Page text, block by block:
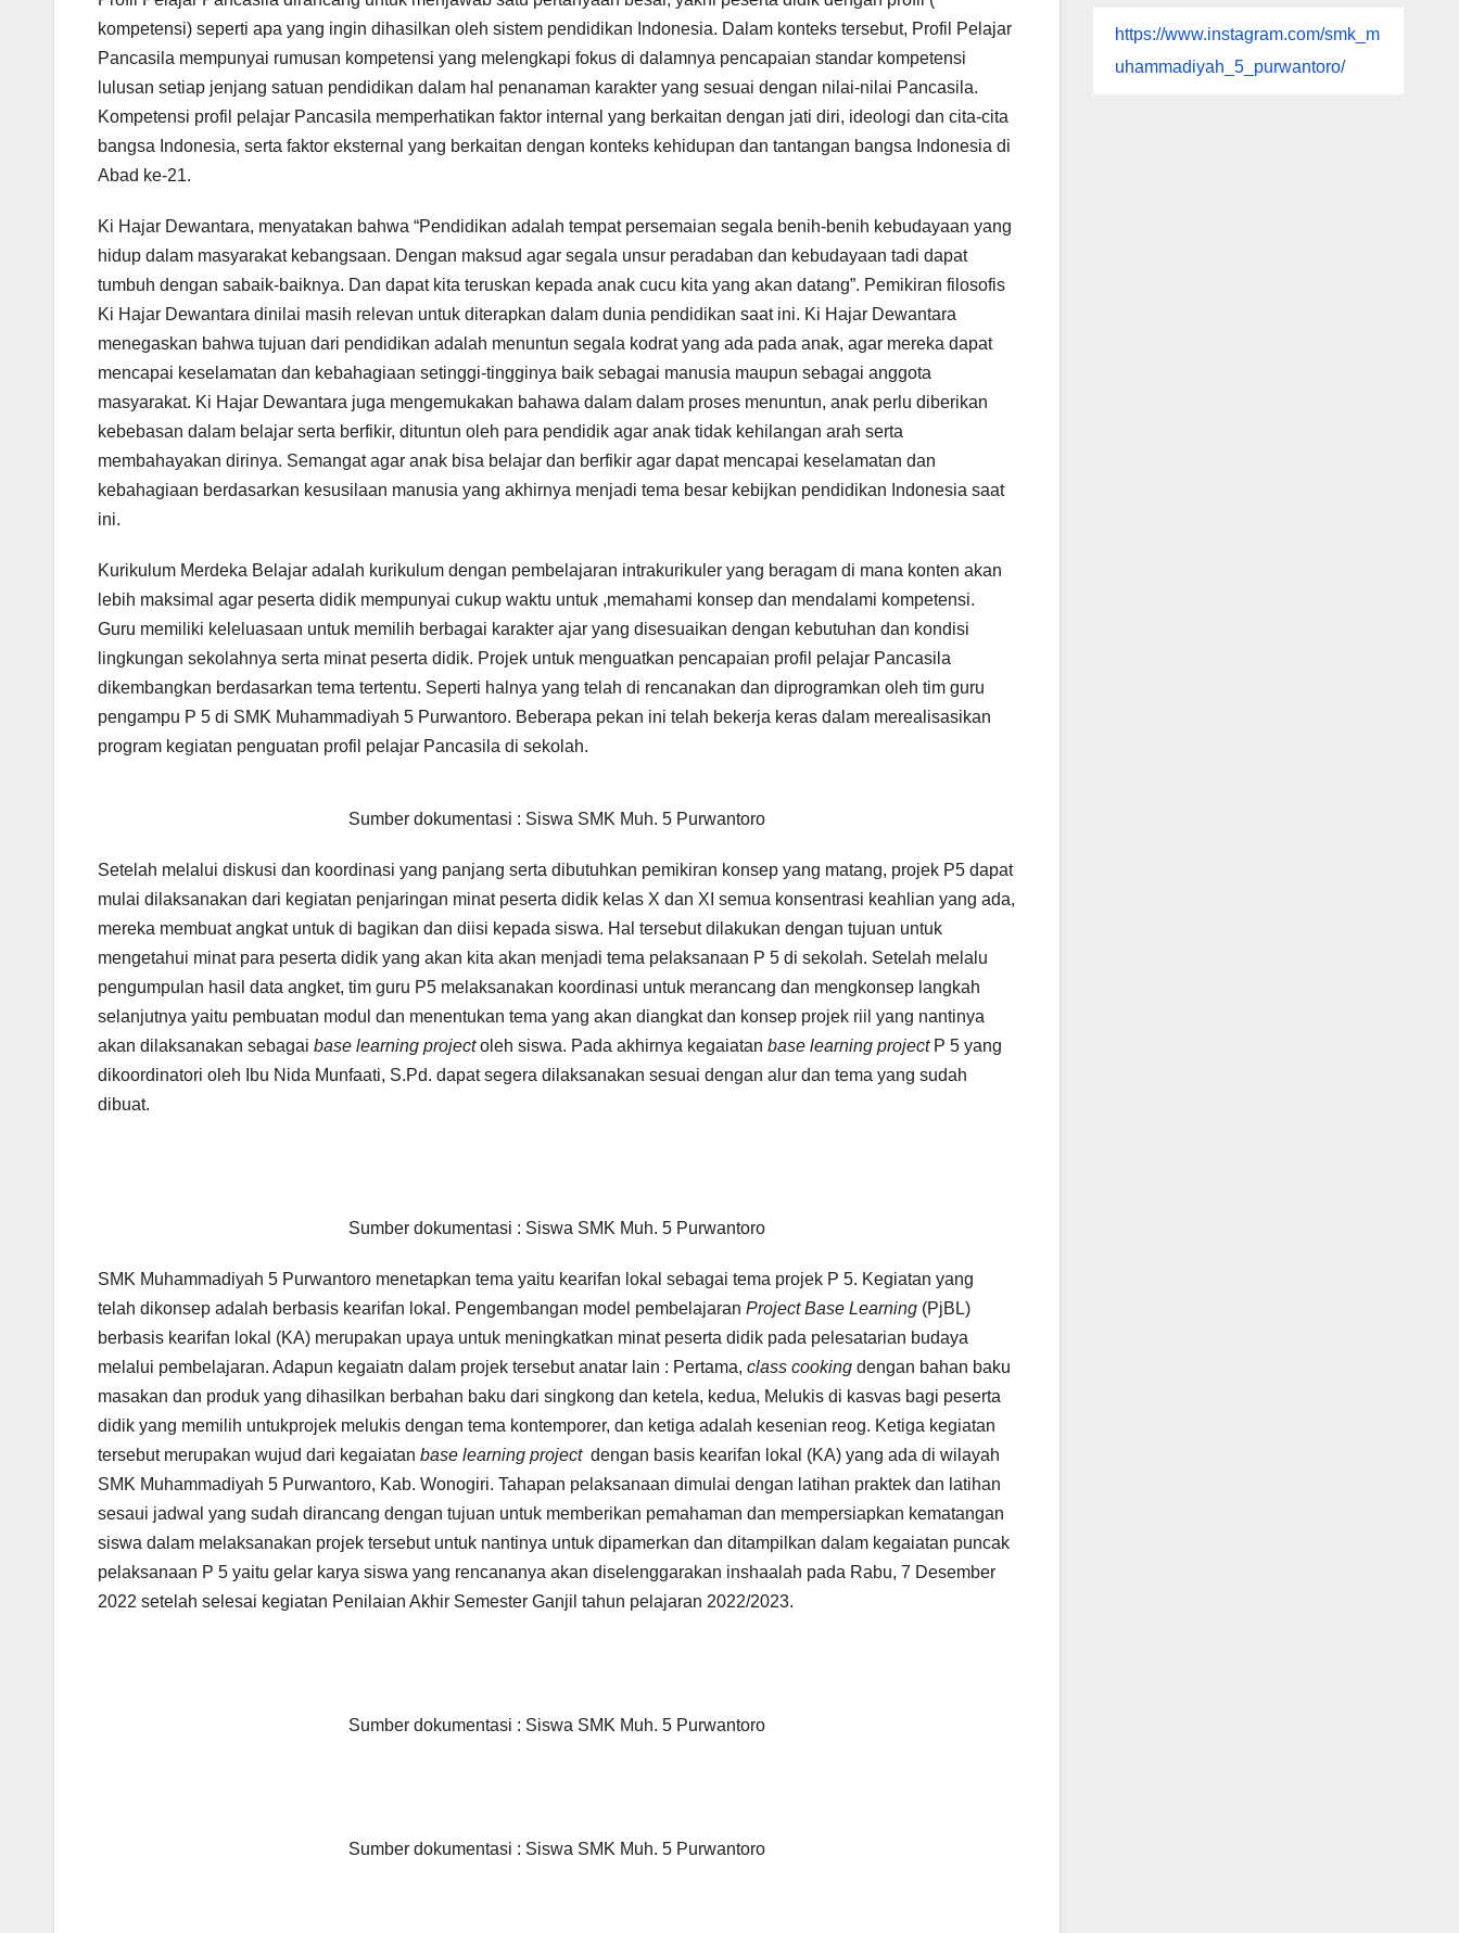
kompetensi) seperti apa yang ingin dihasilkan oleh sistem pendidikan Indonesia. Dalam konteks tersebut, Profil Pelajar
Pancasila mempunyai rumusan kompetensi yang melengkapi fokus di dalamnya pencapaian standar kompetensi
lulusan setiap jenjang satuan pendidikan dalam hal penanaman karakter yang sesuai dengan nilai-nilai Pancasila.
Kompetensi profil pelajar Pancasila memperhatikan faktor internal yang berkaitan dengan jati diri, ideologi dan cita-cita
bangsa Indonesia, serta faktor eksternal yang berkaitan dengan konteks kehidupan dan tantangan bangsa Indonesia di
Abad ke-21.
Ki Hajar Dewantara, menyatakan bahwa “Pendidikan adalah tempat persemaian segala benih-benih kebudayaan yang
hidup dalam masyarakat kebangsaan. Dengan maksud agar segala unsur peradaban dan kebudayaan tadi dapat
tumbuh dengan sabaik-baiknya. Dan dapat kita teruskan kepada anak cucu kita yang akan datang”. Pemikiran filosofis
Ki Hajar Dewantara dinilai masih relevan untuk diterapkan dalam dunia pendidikan saat ini. Ki Hajar Dewantara
menegaskan bahwa tujuan dari pendidikan adalah menuntun segala kodrat yang ada pada anak, agar mereka dapat
mencapai keselamatan dan kebahagiaan setinggi-tingginya baik sebagai manusia maupun sebagai anggota
masyarakat. Ki Hajar Dewantara juga mengemukakan bahawa dalam dalam proses menuntun, anak perlu diberikan
kebebasan dalam belajar serta berfikir, dituntun oleh para pendidik agar anak tidak kehilangan arah serta
membahayakan dirinya. Semangat agar anak bisa belajar dan berfikir agar dapat mencapai keselamatan dan
kebahagiaan berdasarkan kesusilaan manusia yang akhirnya menjadi tema besar kebijkan pendidikan Indonesia saat
ini.
Kurikulum Merdeka Belajar adalah kurikulum dengan pembelajaran intrakurikuler yang beragam di mana konten akan
lebih maksimal agar peserta didik mempunyai cukup waktu untuk ,memahami konsep dan mendalami kompetensi.
Guru memiliki keleluasaan untuk memilih berbagai karakter ajar yang disesuaikan dengan kebutuhan dan kondisi
lingkungan sekolahnya serta minat peserta didik. Projek untuk menguatkan pencapaian profil pelajar Pancasila
dikembangkan berdasarkan tema tertentu. Seperti halnya yang telah di rencanakan dan diprogramkan oleh tim guru
pengampu P 5 di SMK Muhammadiyah 5 Purwantoro. Beberapa pekan ini telah bekerja keras dalam merealisasikan
program kegiatan penguatan profil pelajar Pancasila di sekolah.
Sumber dokumentasi : Siswa SMK Muh. 5 Purwantoro
Setelah melalui diskusi dan koordinasi yang panjang serta dibutuhkan pemikiran konsep yang matang, projek P5 dapat
mulai dilaksanakan dari kegiatan penjaringan minat peserta didik kelas X dan XI semua konsentrasi keahlian yang ada,
mereka membuat angkat untuk di bagikan dan diisi kepada siswa. Hal tersebut dilakukan dengan tujuan untuk
mengetahui minat para peserta didik yang akan kita akan menjadi tema pelaksanaan P 5 di sekolah. Setelah melalu
pengumpulan hasil data angket, tim guru P5 melaksanakan koordinasi untuk merancang dan mengkonsep langkah
selanjutnya yaitu pembuatan modul dan menentukan tema yang akan diangkat dan konsep projek riil yang nantinya
akan dilaksanakan sebagai base learning projectoleh siswa. Pada akhirnya kegaiatan base learning projectP 5 yang
dikoordinatori oleh Ibu Nida Munfaati, S.Pd. dapat segera dilaksanakan sesuai dengan alur dan tema yang sudah
dibuat.
Sumber dokumentasi : Siswa SMK Muh. 5 Purwantoro
SMK Muhammadiyah 5 Purwantoro menetapkan tema yaitu kearifan lokal sebagai tema projek P 5. Kegiatan yang
telah dikonsep adalah berbasis kearifan lokal. Pengembangan model pembelajaran Project Base Learning (PjBL)
berbasis kearifan lokal (KA) merupakan upaya untuk meningkatkan minat peserta didik pada pelesatarian budaya
melalui pembelajaran. Adapun kegaiatn dalam projek tersebut anatar lain : Pertama, class cooking dengan bahan baku
masakan dan produk yang dihasilkan berbahan baku dari singkong dan ketela, kedua, Melukis di kasvas bagi peserta
didik yang memilih untukprojek melukis dengan tema kontemporer, dan ketiga adalah kesenian reog. Ketiga kegiatan
tersebut merupakan wujud dari kegaiatan base learning project dengan basis kearifan lokal (KA) yang ada di wilayah
SMK Muhammadiyah 5 Purwantoro, Kab. Wonogiri. Tahapan pelaksanaan dimulai dengan latihan praktek dan latihan
sesaui jadwal yang sudah dirancang dengan tujuan untuk memberikan pemahaman dan mempersiapkan kematangan
siswa dalam melaksanakan projek tersebut untuk nantinya untuk dipamerkan dan ditampilkan dalam kegaiatan puncak
pelaksanaan P 5 yaitu gelar karya siswa yang rencananya akan diselenggarakan inshaalah pada Rabu, 7 Desember
2022 setelah selesai kegiatan Penilaian Akhir Semester Ganjil tahun pelajaran 2022/2023.
Sumber dokumentasi : Siswa SMK Muh. 5 Purwantoro
Sumber dokumentasi : Siswa SMK Muh. 5 Purwantoro
https://www.instagram.com/smk_m
uhammadiyah_5_purwantoro/